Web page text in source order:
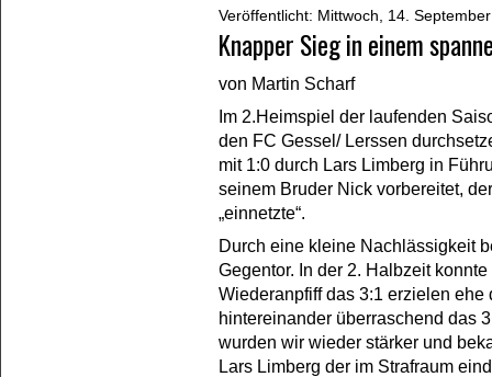
Veröffentlicht: Mittwoch, 14.
Knapper Sieg in einem
von Martin Scharf
Im 2.Heimspiel der laufenden
den FC Gessel/ Lerssen
mit 1:0 durch Lars Limberg in
seinem Bruder Nick vorbereitet,
„einnetzte“.
Durch eine kleine Nachlässigkeit
Gegentor. In der 2. Halbzeit
Wiederanpfiff das 3:1 erzielen ehe
hintereinander überraschend das
wurden wir wieder stärker und
Lars Limberg der im Strafraum